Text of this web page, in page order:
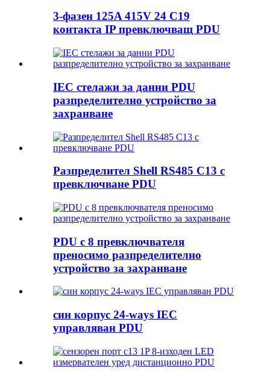
3-фазен 125A 415V 24 C19
контакта IP превключващ PDU
IEC стелажи за данни PDU
разпределително устройство за
захранване
Разпределител Shell RS485 C13 с
превключване PDU
PDU с 8 превключвателя
преносимо разпределително
устройство за захранване
син корпус 24-ways IEC
управляван PDU